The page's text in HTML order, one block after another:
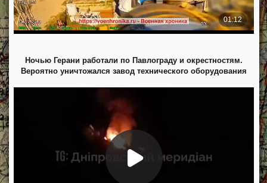
Ночью Герани работали по Павлограду и окрестностям.
Вероятно уничтожался завод технического оборудования